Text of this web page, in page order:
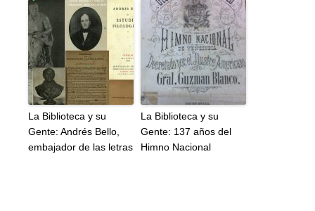
La Biblioteca y su
Gente: Andrés Bello,
embajador de las letras
La Biblioteca y su
Gente: 137 años del
Himno Nacional